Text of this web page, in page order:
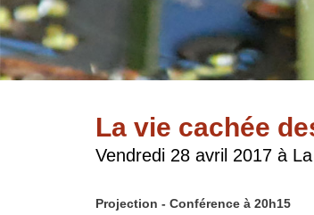
La vie cachée
Vendredi 28 avril 2017 à
Projection - Conférence à 20h15